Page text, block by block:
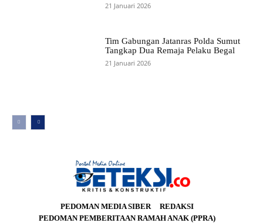
21 Januari 2026
Tim Gabungan Jatanras Polda Sumut
Tangkap Dua Remaja Pelaku Begal
21 Januari 2026
PEDOMAN MEDIA SIBER
REDAKSI
PEDOMAN PEMBERITAAN RAMAH ANAK (PPRA)